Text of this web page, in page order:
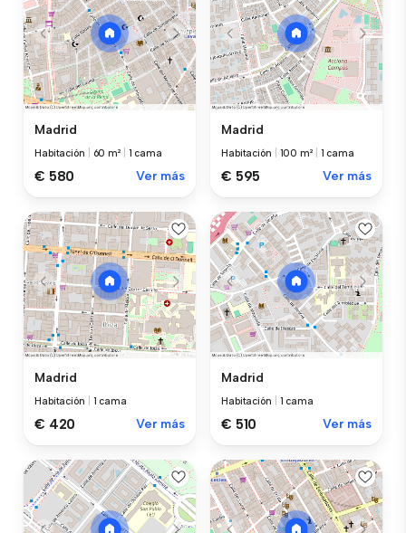
Madrid
Habitación 60 m² 1 cama
€ 580 Ver más
Madrid
Habitación 100 m² 1 cama
€ 595 Ver más
Madrid
Habitación 1 cama
€ 420 Ver más
Madrid
Habitación 1 cama
€ 510 Ver más